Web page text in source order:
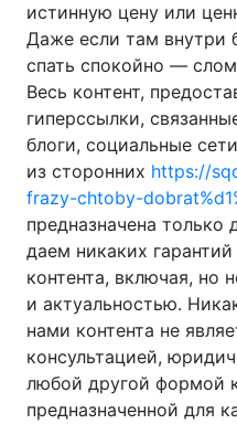
истинную цену или
Даже если там внутри
спать спокойно —
Весь контент,
гиперссылки,
блоги, социальные
из сторонних https://
frazy-chtoby-
предназначена
даем никаких
контента, включая, но
и актуальностью.
нами контента не
консультацией,
любой другой формой
предназначенной для